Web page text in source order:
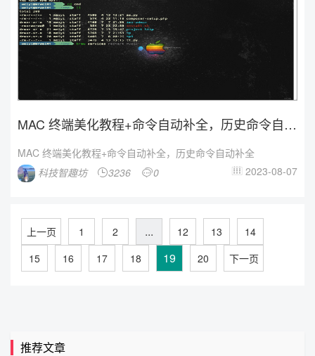
MAC 终端美化教程+命令自动补全，历史命令自动
MAC 终端美化教程+命令自动补全，历史命令自动补全
科技智趣坊
3236 0  2023-08-07
上一页 1 2 ... 12 13
14
15
16 17 18 19 20 下一页
推荐文章